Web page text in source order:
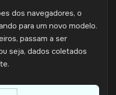
dos navegadores, o
para um novo modelo.
passam a ser
seja, dados coletados